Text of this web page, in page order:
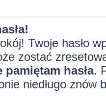
Twoje hasło
zostać
pamiętam hasła.
niedługo znów